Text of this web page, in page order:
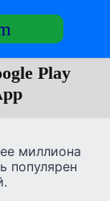
Play
миллиона
популярен